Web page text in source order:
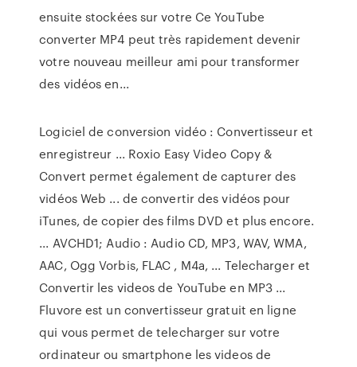
ensuite stockées sur votre Ce YouTube
converter MP4 peut très rapidement devenir
votre nouveau meilleur ami pour transformer
des vidéos en...
Logiciel de conversion vidéo : Convertisseur et
enregistreur ... Roxio Easy Video Copy &
Convert permet également de capturer des
vidéos Web ... de convertir des vidéos pour
iTunes, de copier des films DVD et plus encore.
... AVCHD1; Audio : Audio CD, MP3, WAV, WMA,
AAC, Ogg Vorbis, FLAC , M4a, ... Telecharger et
Convertir les videos de YouTube en MP3 ...
Fluvore est un convertisseur gratuit en ligne
qui vous permet de telecharger sur votre
ordinateur ou smartphone les videos de